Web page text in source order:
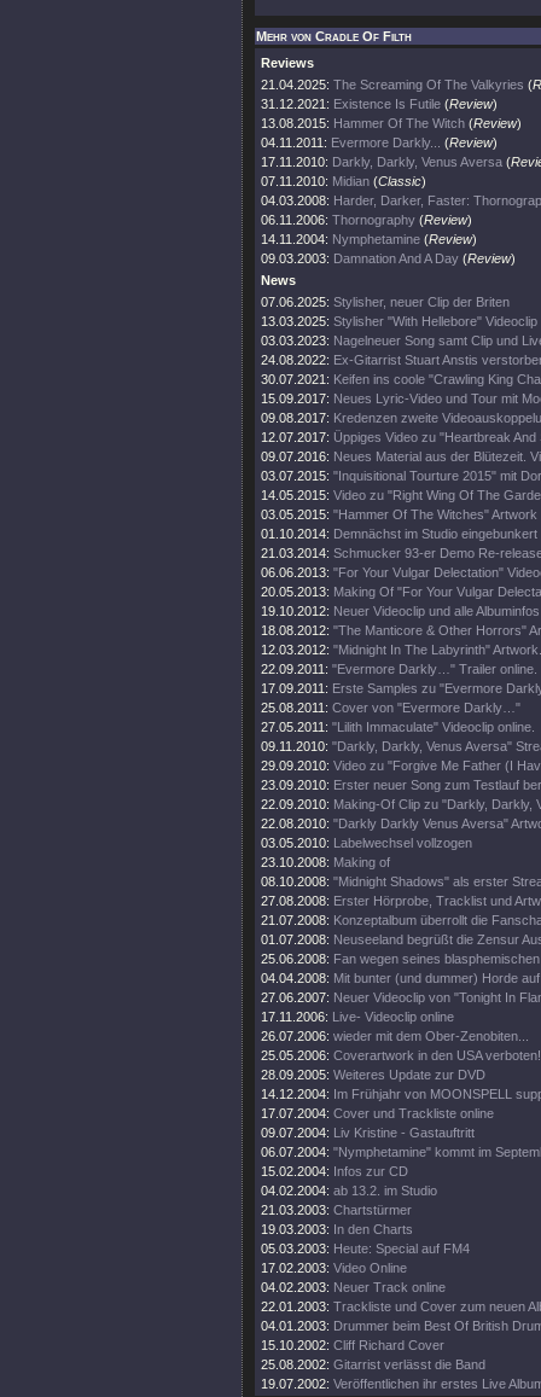
Mehr von Cradle Of Filth
Reviews
21.04.2025: The Screaming Of The Valkyries (
31.12.2021: Existence Is Futile (Review)
13.08.2015: Hammer Of The Witch (Review)
04.11.2011: Evermore Darkly... (Review)
17.11.2010: Darkly, Darkly, Venus Aversa (
07.11.2010: Midian (Classic)
04.03.2008: Harder, Darker, Faster:
06.11.2006: Thornography (Review)
14.11.2004: Nymphetamine (Review)
09.03.2003: Damnation And A Day (Review)
News
07.06.2025: Stylisher, neuer Clip der Briten
13.03.2025: Stylisher "With Hellebore" Videoclip
03.03.2023: Nagelneuer Song samt Clip und
24.08.2022: Ex-Gitarrist Stuart Anstis
30.07.2021: Keifen ins coole "Crawling King
15.09.2017: Neues Lyric-Video und Tour mit
09.08.2017: Kredenzen zweite
12.07.2017: Üppiges Video zu "Heartbreak And
09.07.2016: Neues Material aus der Blütezeit.
03.07.2015: "Inquisitional Tourture 2015" mit
14.05.2015: Video zu "Right Wing Of The
03.05.2015: "Hammer Of The Witches" Artwork
01.10.2014: Demnächst im Studio eingebunkert
21.03.2014: Schmucker 93-er Demo Re-
06.06.2013: "For Your Vulgar Delectation"
20.05.2013: Making Of "For Your Vulgar
19.10.2012: Neuer Videoclip und alle
18.08.2012: "The Manticore & Other Horrors"
12.03.2012: "Midnight In The Labyrinth" Artwork.
22.09.2011: "Evermore Darkly…" Trailer online.
17.09.2011: Erste Samples zu "Evermore
25.08.2011: Cover von "Evermore Darkly…"
27.05.2011: "Lilith Immaculate" Videoclip online.
09.11.2010: "Darkly, Darkly, Venus Aversa"
29.09.2010: Video zu "Forgive Me Father (I
23.09.2010: Erster neuer Song zum Testlauf
22.09.2010: Making-Of Clip zu "Darkly, Darkly,
22.08.2010: "Darkly Darkly Venus Aversa"
03.05.2010: Labelwechsel vollzogen
23.10.2008: Making of
08.10.2008: "Midnight Shadows" als erster
27.08.2008: Erster Hörprobe, Tracklist und
21.07.2008: Konzeptalbum überrollt die
01.07.2008: Neuseeland begrüßt die Zensur
25.06.2008: Fan wegen seines
04.04.2008: Mit bunter (und dummer) Horde
27.06.2007: Neuer Videoclip von "Tonight In
17.11.2006: Live- Videoclip online
26.07.2006: wieder mit dem Ober-Zenobiten...
25.05.2006: Coverartwork in den USA verboten!
28.09.2005: Weiteres Update zur DVD
14.12.2004: Im Frühjahr von MOONSPELL
17.07.2004: Cover und Trackliste online
09.07.2004: Liv Kristine - Gastauftritt
06.07.2004: "Nymphetamine" kommt im
15.02.2004: Infos zur CD
04.02.2004: ab 13.2. im Studio
21.03.2003: Chartstürmer
19.03.2003: In den Charts
05.03.2003: Heute: Special auf FM4
17.02.2003: Video Online
04.02.2003: Neuer Track online
22.01.2003: Trackliste und Cover zum neuen
04.01.2003: Drummer beim Best Of British
15.10.2002: Cliff Richard Cover
25.08.2002: Gitarrist verlässt die Band
19.07.2002: Veröffentlichen ihr erstes Live